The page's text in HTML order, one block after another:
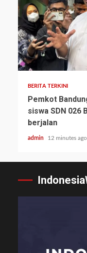
BERITA TERKINI
Pemkot
siswa SDN 026
berjalan
admin 12 minutes ago